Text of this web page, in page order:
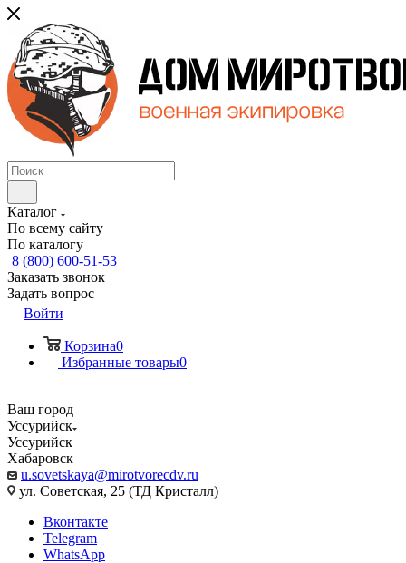
Каталог
По всему сайту
По каталогу
8 (800) 600-51-53
Заказать звонок
Задать вопрос
Войти
Корзина0
Избранные товары0
Ваш город
Уссурийск
Уссурийск
Хабаровск
u.sovetskaya@mirotvorecdv.ru
ул. Советская, 25 (ТД Кристалл)
Вконтакте
Telegram
WhatsApp